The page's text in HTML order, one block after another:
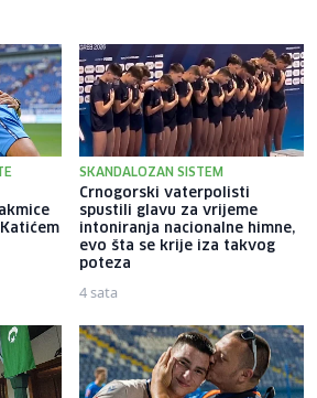
SKANDALOZAN SISTEM
Crnogorski vaterpolisti
spustili glavu za vrijeme
intoniranja nacionalne himne,
evo šta se krije iza takvog
poteza
4 sata